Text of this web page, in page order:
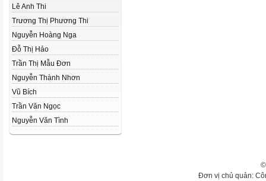
Lê Anh Thi
Trương Thị Phương Thi
Nguyễn Hoàng Nga
Đỗ Thị Hảo
Trần Thị Mẫu Đơn
Nguyễn Thành Nhơn
Vũ Bích
Trần Văn Ngọc
Nguyễn Văn Tình
Đơn vị chủ quản: